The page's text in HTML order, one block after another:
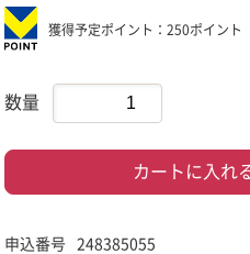
獲得予定ポイント：250ポイント
数量
カートに入れ
申込番号 248385055